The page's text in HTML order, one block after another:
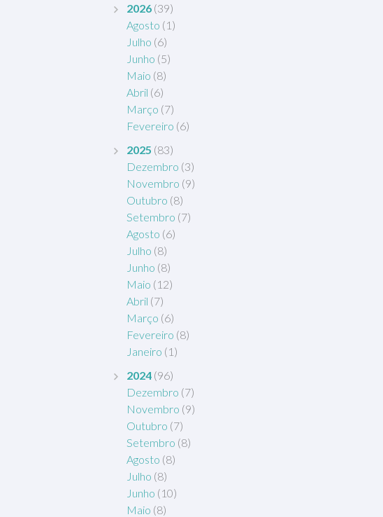
2026 (39)
Agosto (1)
Julho (6)
Junho (5)
Maio (8)
Abril (6)
Março (7)
Fevereiro (6)
2025 (83)
Dezembro (3)
Novembro (9)
Outubro (8)
Setembro (7)
Agosto (6)
Julho (8)
Junho (8)
Maio (12)
Abril (7)
Março (6)
Fevereiro (8)
Janeiro (1)
2024 (96)
Dezembro (7)
Novembro (9)
Outubro (7)
Setembro (8)
Agosto (8)
Julho (8)
Junho (10)
Maio (8)